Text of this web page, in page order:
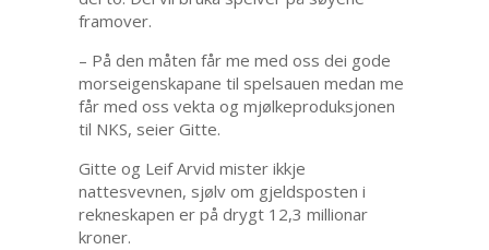
framover.
– På den måten får me med oss dei gode
morseigenskapane til spelsauen medan me
får med oss vekta og mjølkeproduksjonen
til NKS, seier Gitte.
Gitte og Leif Arvid mister ikkje
nattesvevnen, sjølv om gjeldsposten i
rekneskapen er på drygt 12,3 millionar
kroner.